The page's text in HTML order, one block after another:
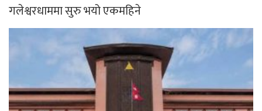
गलेश्वरधाममा सुरु भयो एकमहिने